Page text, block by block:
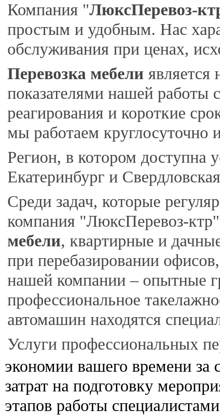
Компания "ЛюксПеревоз-
простым и удобным. Нас
обслуживания при ценах,
Перевозка мебели
показателями нашей работы
реагирования и короткие
мы работаем круглосуточно
Регион, в котором доступна
Екатеринбург и
Среди задач, которые
компания "ЛюксПеревоз-
мебели, квартирные и
при перебазировании
нашей компании – опытные
профессиональное
автомашин находятся
Услуги профессиональных
экономии вашего времени
затрат на подготовку
этапов работы